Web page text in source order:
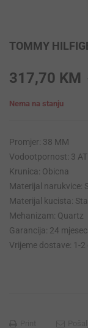
TOMMY
317,70 KM
Nema na stanju
Promjer: 38 MM
Vodootpornost: 3
Krunica: Obicna
Materijal narukvice:
Materijal kucista:
Mehanizam: Quartz
Garancija: 24
Vrijeme dostave: 1-2